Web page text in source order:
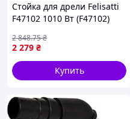
Стойка для дрели Felisatti
F47102 1010 Вт (F47102)
2 279 ₴
2 848.75₴
Купить